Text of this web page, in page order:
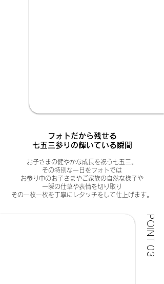
フォトだから残せる
七五三参りの輝いている瞬間
お子さまの健やかな成長を祝う七五三。
その特別な一日をフォトでは
お参り中のお子さまやご家族の自然な様子や
一瞬の仕草や表情を切り取り
その一枚一枚を丁寧にレタッチをして仕上げます。
POINT 03